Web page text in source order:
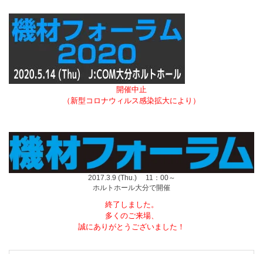
開催中止
（新型コロナウィルス感染拡大により）
2017.3.9 (Thu.) 11：00～
ホルトホール大分で開催
終了しました。
多くのご来場、
誠にありがとうございました！